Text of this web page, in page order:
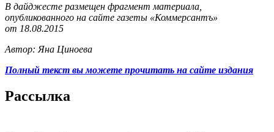
В дайджесте размещен фрагмент материала,
опубликованного на сайте газеты «Коммерсантъ»
от 18.08.2015
Автор: Яна Циноева
Полный текст вы можете прочитать на сайте издания
Рассылка